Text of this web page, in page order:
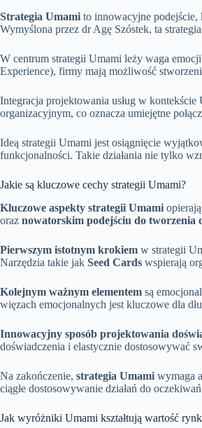
Strategia Umami to innowacyjne podejście,
Wymyślona przez dr Agę Szóstek, ta
W centrum strategii Umami leży waga
Experience), firmy mają możliwość
Integracja projektowania usług w
organizacyjnym, co oznacza umiejętne
Ideą strategii Umami jest osiągnięcie
funkcjonalności. Takie działania nie tylko
Jakie są kluczowe cechy strategii Umami?
Kluczowe aspekty strategii Umami
oraz nowatorskim podejściu do tworzenia
Pierwszym istotnym krokiem w strategii
Narzędzia takie jak Seed Cards wspierają
Kolejnym ważnym elementem są
więzach emocjonalnych jest kluczowe dla
Innowacyjny sposób projektowania
doświadczenia i elastycznie dostosowywać
Na zakończenie, strategia Umami wymaga
ciągłe dostosowywanie działań do
Jak wyróżniki Umami kształtują wartość